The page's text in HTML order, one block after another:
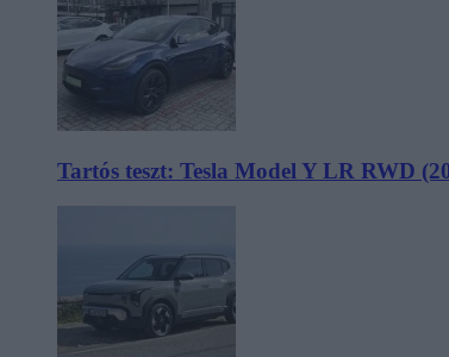
Tartós teszt: Tesla Model Y LR RWD